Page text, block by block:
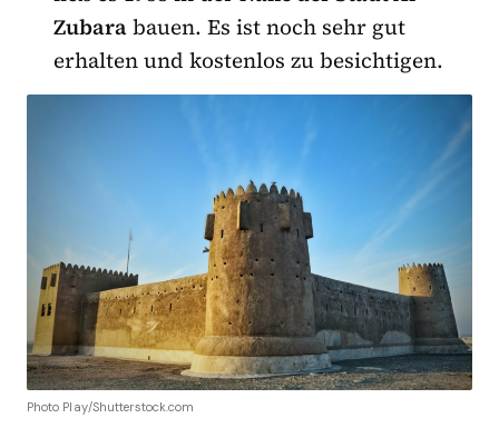
Zubarabauen. Es ist noch sehr gut
erhalten und kostenlos zu besichtigen.
Photo Play/Shutterstock.com